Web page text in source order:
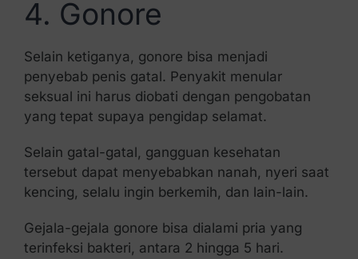
4. Gonore
Selain ketiganya, gonore bisa menjadi
penyebab penis gatal. Penyakit menular
seksual ini harus diobati dengan pengobatan
yang tepat supaya pengidap selamat.
Selain gatal-gatal, gangguan kesehatan
tersebut dapat menyebabkan nanah, nyeri saat
kencing, selalu ingin berkemih, dan lain-lain.
Gejala-gejala gonore bisa dialami pria yang
terinfeksi bakteri, antara 2 hingga 5 hari.